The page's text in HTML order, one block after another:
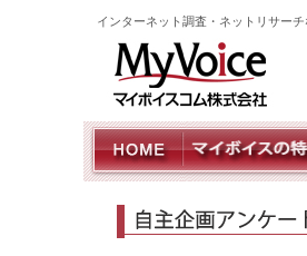
インターネット調査・ネットリサー